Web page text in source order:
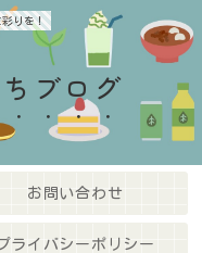
彩りを！
ブログ
お問い合わせ
ライバシーポリシー